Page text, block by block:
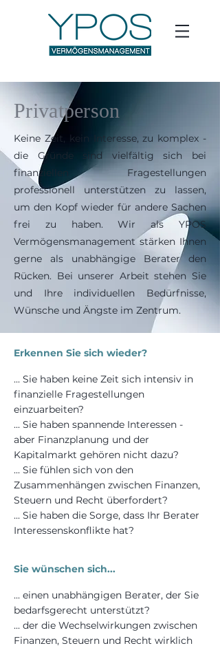
Privatperson
Keine Zeit, kein Interesse, zu komplex -
die Gründe sind vielfältig sich bei
finanziellen Fragestellungen
professionell unterstützen zu lassen,
um den Kopf wieder für andere Sachen
frei zu haben. Wir als YPOS
Vermögensmanagement stärken Ihnen
gerne als unabhängige Berater den
Rücken. Bei unserer Arbeit stehen Sie
und Ihre individuellen Bedürfnisse,
Wünsche und Ängste im Zentrum.
Erkennen Sie sich wieder?
... Sie haben keine Zeit sich intensiv in
finanzielle Fragestellungen
einzuarbeiten?
... Sie haben spannende Interessen -
aber Finanzplanung und der
Kapitalmarkt gehören nicht dazu?
... Sie fühlen sich von den
Zusammenhängen zwischen Finanzen,
Steuern und Recht überfordert?
... Sie haben die Sorge, dass Ihr Berater
Interessenskonflikte hat?
Sie wünschen sich...
... einen unabhängigen Berater, der Sie
bedarfsgerecht unterstützt?
... der die Wechselwirkungen zwischen
Finanzen, Steuern und Recht wirklich